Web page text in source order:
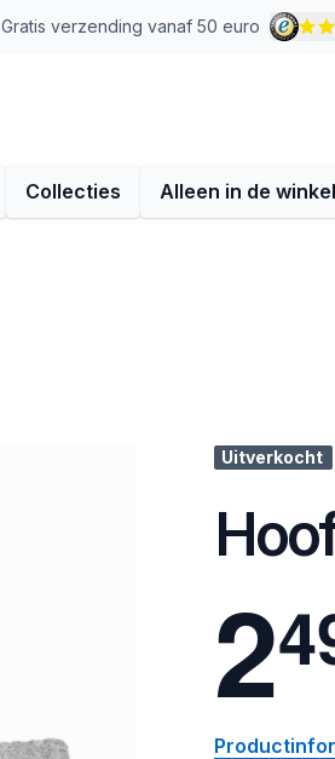
Gratis verzending vanaf 50 euro
Collecties Alleen in de winkel
Uitverkocht
24